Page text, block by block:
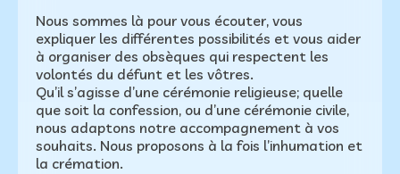
Nous sommes là pour vous écouter, vous
expliquer les différentes possibilités et vous aider
à organiser des obsèques qui respectent les
volontés du défunt et les vôtres.
Qu’il s’agisse d’une cérémonie religieuse; quelle
que soit la confession, ou d’une cérémonie civile,
nous adaptons notre accompagnement à vos
souhaits. Nous proposons à la fois l’inhumation et
la crémation.